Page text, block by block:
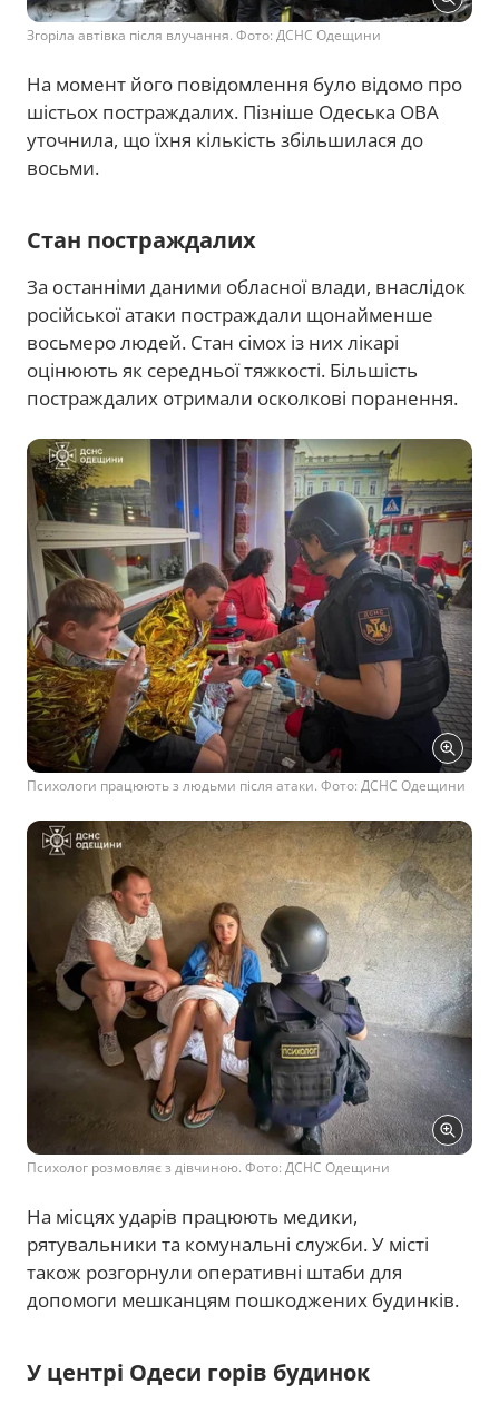
Згоріла автівка після влучання. Фото: ДСНС Одещини
На момент його повідомлення було відомо про
шістьох постраждалих. Пізніше Одеська ОВА
уточнила, що їхня кількість збільшилася до
восьми.
Стан постраждалих
За останніми даними обласної влади, внаслідок
російської атаки постраждали щонайменше
восьмеро людей. Стан сімох із них лікарі
оцінюють як середньої тяжкості. Більшість
постраждалих отримали осколкові поранення.
Психологи працюють з людьми після атаки. Фото: ДСНС Одещини
Психолог розмовляє з дівчиною. Фото: ДСНС Одещини
На місцях ударів працюють медики,
рятувальники та комунальні служби. У місті
також розгорнули оперативні штаби для
допомоги мешканцям пошкоджених будинків.
У центрі Одеси горів будинок